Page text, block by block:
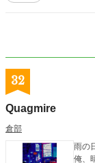
32
Quagmire
倉部
雨の
俺、